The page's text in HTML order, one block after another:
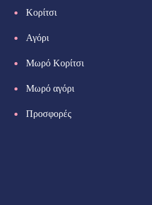
Κορίτσι
Αγόρι
Μωρό Κορίτσι
Μωρό αγόρι
Προσφορές